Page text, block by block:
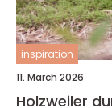
inspiration
11. March 2026
Holzweiler dunjakke